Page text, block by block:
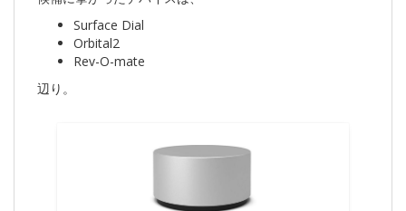
Surface Dial
Orbital2
Rev-O-mate
辺り。